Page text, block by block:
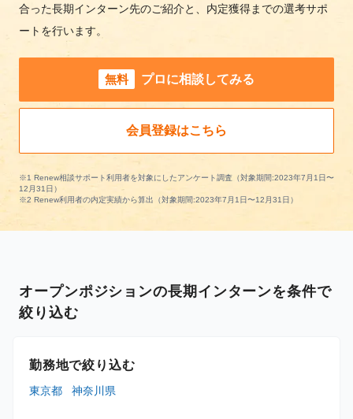
合った長期インターン先のご紹介と、内定獲得までの選考サポ
ートを行います。
無料 プロに相談してみる
会員登録はこちら
※1 Renew相談サポート利用者を対象にしたアンケート調査（対象期間:2023年7月1日〜
12月31日）
※2 Renew利用者の内定実績から算出（対象期間:2023年7月1日〜12月31日）
オープンポジションの長期インターンを条件で
絞り込む
勤務地で絞り込む
東京都 神奈川県